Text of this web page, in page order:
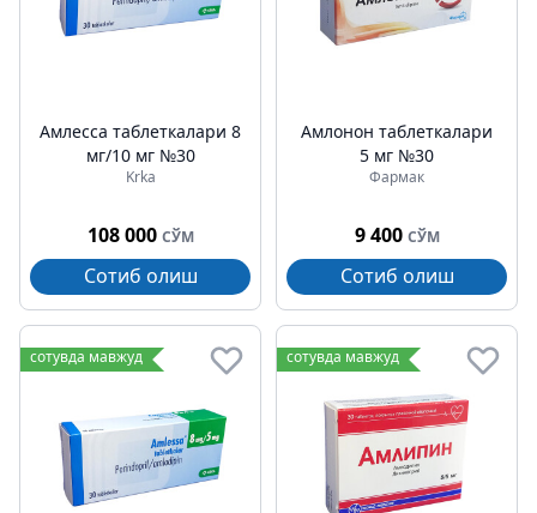
Амлесса таблеткалари 8
мг/10 мг №30
Krka
108 000 СЎМ
Сотиб олиш
Амлонон таблеткалари
5 мг №30
Фармак
9 400 СЎМ
Сотиб олиш
сотувда мавжуд сотувда мавжуд